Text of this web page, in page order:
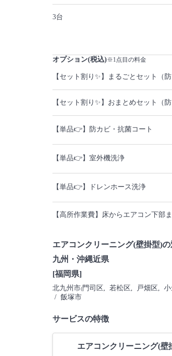
3台
オプション(税込)※1点目の料金
【セット割り✨】まるごとセット（
【セット割り✨】おまとめセット（
【単品👉】防カビ・抗菌コート
【単品👉】室外機洗浄
【単品👉】ドレンホース洗浄
【高所作業費】床からエアコン下部
エアコンクリーニング(壁掛型)
九州・沖縄近県
[福岡県]
北九州市(門司区 , 若松区 , 戸畑区 , 小
/ 飯塚市
サービスの特徴
エアコンクリーニング(壁